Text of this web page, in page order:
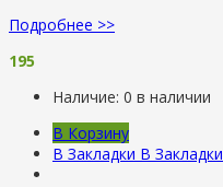
Подробнее >>
195
Наличие: 0 в наличии
В Корзину
В Закладки В Закладки